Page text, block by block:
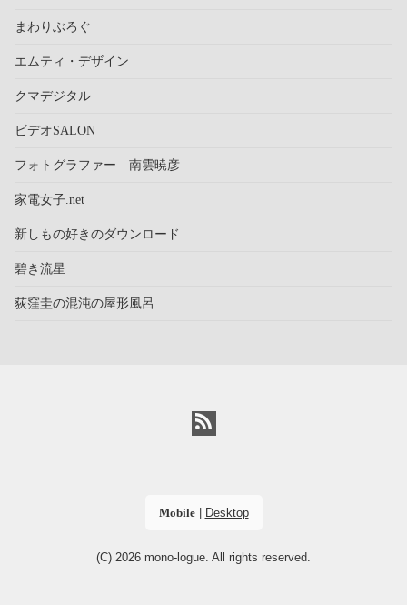
まわりぶろぐ
エムティ・デザイン
クマデジタル
ビデオSALON
フォトグラファー 南雲暁彦
家電女子.net
新しもの好きのダウンロード
碧き流星
荻窪圭の混沌の屋形風呂
Mobile| Desktop
(C) 2026 mono-logue. All rights reserved.